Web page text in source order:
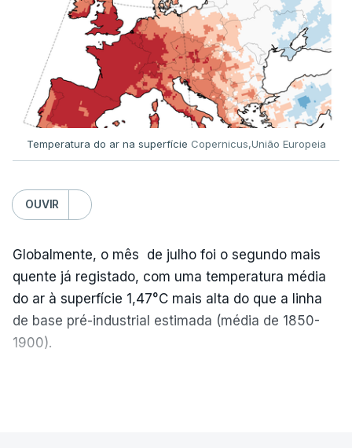
Já a norte, na Escola Secundária de Rio Tinto, uma
outra equipa de reportagem confirmou quehá
mais de 100 pedidos de reapreciação de notas
que aguardam a divulgação.
Os resultados chegaram a ser enviados à escola
concretamente à 0h47, no entanto, ao início da
manhã a afixação ainda não tinha sido feita.
ERRO100
ERROR ON HTML5 MEDIA ELEMENT
Temperatura do ar na superfície Copernicus,União Europeia
OUVIR
Globalmente, o mês de julho foi o segundo mais
quente já registado, com uma temperatura média
do ar à superfície 1,47°C mais alta do que a linha
de base pré-industrial estimada (média de 1850-
1900).